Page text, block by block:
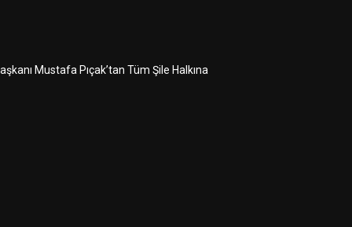
Mustafa Pıçak’tan Tüm Şile Halkına